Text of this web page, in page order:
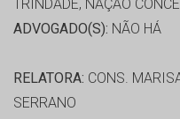
TRINDADE, NAÇÃO
ADVOGADO(S): NÃO HÁ
RELATORA: CONS.
SERRANO